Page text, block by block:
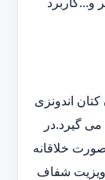
اندونزی
گیرد.در
خلاقانه
شفاف